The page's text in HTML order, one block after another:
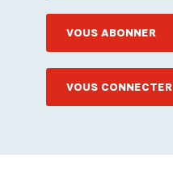
VOUS ABONNER
VOUS CONNECTER